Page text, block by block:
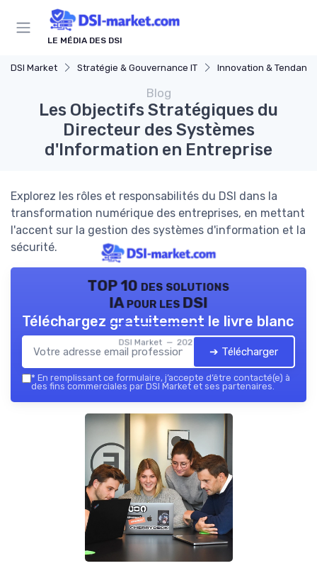
LE MÉDIA DES DSI
DSI Market Stratégie & Gouvernance IT Innovation &
Blog
Les Objectifs Stratégiques du
Directeur des Systèmes
d'Information en Entreprise
Explorez les rôles et responsabilités du DSI dans la
transformation numérique des entreprises, en mettant
l'accent sur la gestion des systèmes d'information et la
sécurité.
TOP 10 des solutions
IA pour les DSI
DSI Market — 2026
Téléchargez gratuitement le livre blanc
➔ Télécharger
* En remplissant ce formulaire, j’accepte d’être contacté(e) à
des fins commerciales par DSI Market et ses partenaires.
Panneau de gestion des cookies